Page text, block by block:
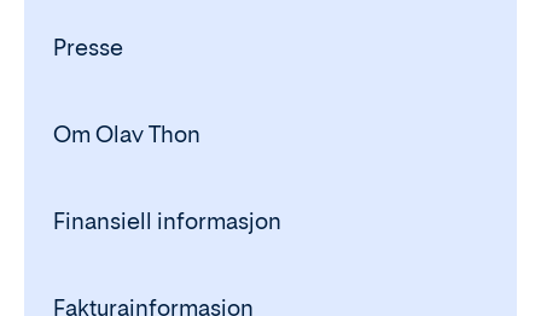
Presse
Om Olav Thon
Finansiell informasjon
Fakturainformasjon